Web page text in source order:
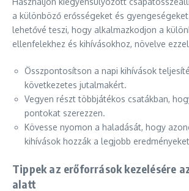
a különböző erősségeket és
lehetővé teszi, hogy alkalmazkodjon a
ellenfelekhez és kihívásokhoz, növelve
Összpontosítson a napi kihívások
következetes jutalmakért.
Vegyen részt többjátékos csatákban,
pontokat szerezzen.
Kövesse nyomon a haladását, hogy
kihívások hozzák a legjobb
Tippek az erőforrások kezelésére
alatt